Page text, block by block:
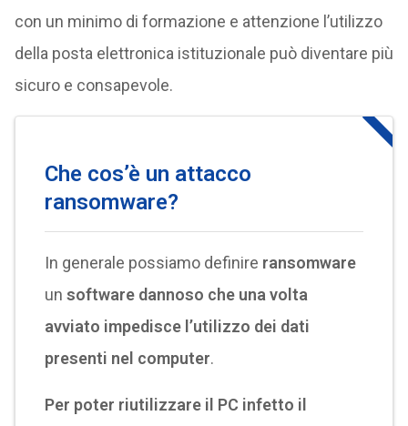
con un minimo di formazione e attenzione l’utilizzo
della posta elettronica istituzionale può diventare più
sicuro e consapevole.
Che cos’è un attacco
ransomware?
In generale possiamo definire ransomware
un software dannoso che una volta
avviato impedisce l’utilizzo dei dati
presenti nel computer.
Per poter riutilizzare il PC infetto il